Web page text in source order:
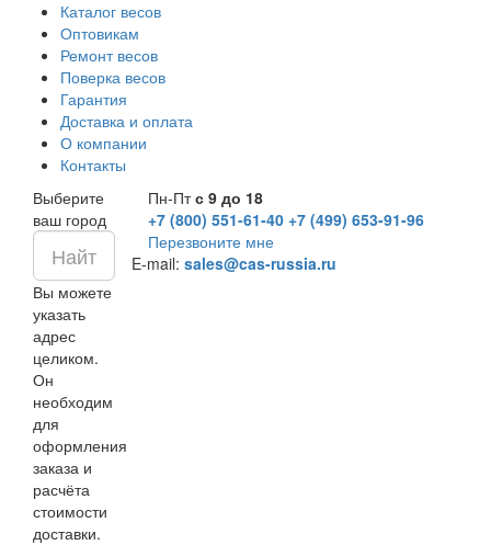
Каталог весов
Оптовикам
Ремонт весов
Поверка весов
Гарантия
Доставка и оплата
О компании
Контакты
Выберите
ваш город
Вы можете
указать
адрес
целиком.
Он
необходим
для
оформления
заказа и
расчёта
стоимости
доставки.
Пн-Птс 9 до 18
+7 (800) 551-61-40 +7 (499) 653-91-96
Перезвоните мне
E-mail: sales@cas-russia.ru